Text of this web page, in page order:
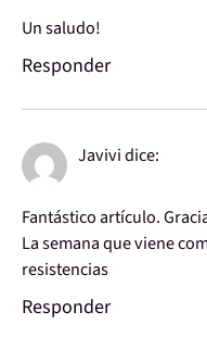
Un saludo!
Responder
Javividice:
Fantástico artículo.
La semana que viene
resistencias
Responder